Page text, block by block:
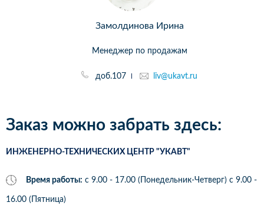
Замолдинова Ирина
Менеджер по продажам
доб.107 liv@ukavt.ru
Заказ можно забрать здесь:
ИНЖЕНЕРНО-ТЕХНИЧЕСКИХ ЦЕНТР "УКАВТ"
Время работы: с 9.00 - 17.00 (Понедельник-Четверг) c 9.00 -
16.00 (Пятница)